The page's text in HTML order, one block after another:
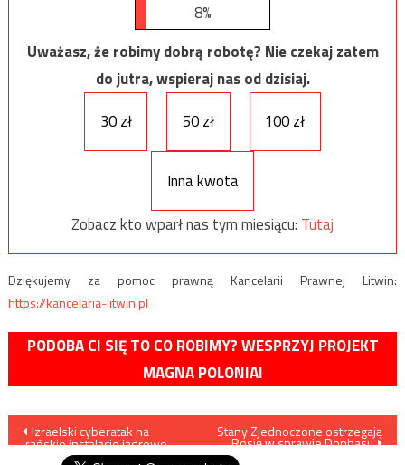
8%
Uważasz, że robimy dobrą robotę? Nie czekaj zatem
do jutra, wspieraj nas od dzisiaj.
30 zł
50 zł 100 zł
Inna kwota
Zobacz kto wparł nas tym miesiącu: Tutaj
Dziękujemy za pomoc prawną Kancelarii Prawnej Litwin:
https://kancelaria-litwin.pl
PODOBA CI SIĘ TO CO ROBIMY? WESPRZYJ PROJEKT
MAGNA POLONIA!
Nawigacja
Izraelski cyberatak na
irańskie instalacje jądrowe
Stany Zjednoczone ostrzegają
Rosję w sprawie Donbasu